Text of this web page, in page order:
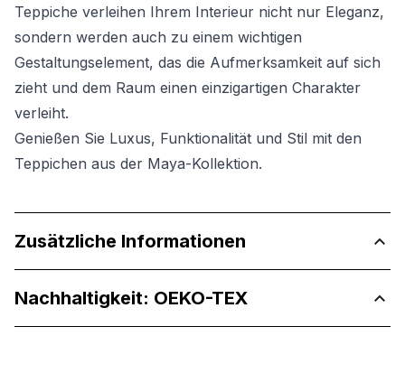
Teppiche verleihen Ihrem Interieur nicht nur Eleganz,
sondern werden auch zu einem wichtigen
Gestaltungselement, das die Aufmerksamkeit auf sich
zieht und dem Raum einen einzigartigen Charakter
verleiht.
Genießen Sie Luxus, Funktionalität und Stil mit den
Teppichen aus der Maya-Kollektion.
Zusätzliche Informationen
Nachhaltigkeit: OEKO-TEX